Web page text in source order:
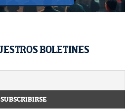
BOLETINES